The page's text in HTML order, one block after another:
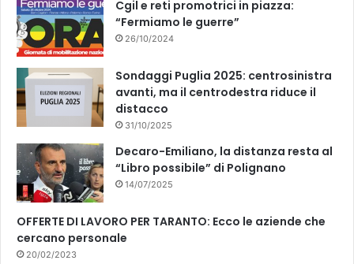
Cgil e reti promotrici in piazza:
“Fermiamo le guerre”
26/10/2024
Sondaggi Puglia 2025: centrosinistra
avanti, ma il centrodestra riduce il
distacco
31/10/2025
Decaro-Emiliano, la distanza resta al
“Libro possibile” di Polignano
14/07/2025
OFFERTE DI LAVORO PER TARANTO: Ecco le aziende che
cercano personale
20/02/2023